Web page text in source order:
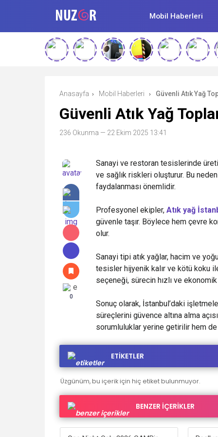
Mobil Haberleri
Anasayfa › Mobil Haberleri › Güvenli Atık Yağ
Güvenli Atık Yağ
236 Okunma — 22 Ekim 2025 13:41
0
Sanayi ve restoran tesislerinde
ve sağlık riskleri oluşturur. Bu
faydalanması önemlidir.
Profesyonel ekipler, Atık yağ
güvenle taşır. Böylece hem çevre
olur.
Sanayi tipi atık yağlar, hacim ve
tesisler hijyenik kalır ve kötü koku
seçeneği, sürecin hızlı ve
Sonuç olarak, İstanbul’daki
süreçlerini güvence altına alma
sorumluluklar yerine getirilir hem
ETİKETLER
Üzgünüm, bu içerik için hiç etiket bulunmuyor.
BENZER İÇERİKLER